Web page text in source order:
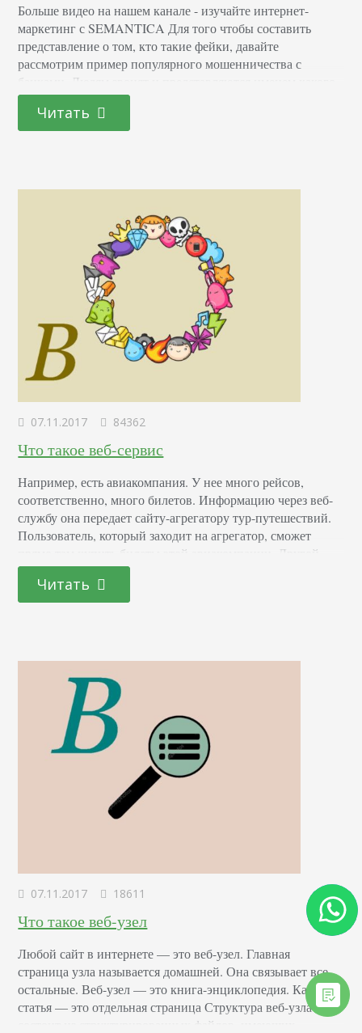
Больше видео на нашем канале - изучайте интернет-
маркетинг с SEMANTICA Для того чтобы составить
представление о том, кто такие фейки, давайте
рассмотрим пример популярного мошенничества с
банками. Людям звонят и представляются именем какого-
либо банка, говоря о том, что их карточки заблокированы,
а для активации требуются назвать определенные данные.
На самом деле это никакие не представители банков, а
Читать
07.11.2017 84362
Что такое веб-сервис
Например, есть авиакомпания. У нее много рейсов,
соответственно, много билетов. Информацию через веб-
службу она передает сайту-агрегатору тур-путешествий.
Пользователь, который заходит на агрегатор, сможет
прямо там купить билеты этой авиакомпании. Другой
пример веб-сервисов — это сайт отслеживания погоды,
который содержит сведения о метеоусловиях в
конкретном городе или по стране в целом. Данная
Читать
07.11.2017 18611
Что такое веб-узел
Любой сайт в интернете — это веб-узел. Главная
страница узла называется домашней. Она связывает все
остальные. Веб-узел — это книга-энциклопедия. Каждая
статья — это отдельная страница Структура веб-узла Сайт
состоит из структурированных файлов, имеющих